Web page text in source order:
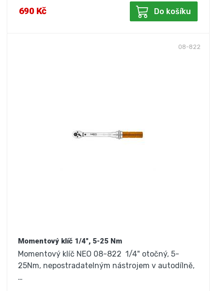
690 Kč Do košíku
08-822
Momentový klíč 1/4", 5-25 Nm
Momentový klíč NEO 08-822 1/4" otočný, 5-
25Nm, nepostradatelným nástrojem v autodílně,
…